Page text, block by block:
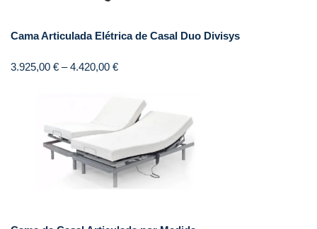
Cama Articulada Elétrica de Casal Duo Divisys
3.925,00 € – 4.420,00 €